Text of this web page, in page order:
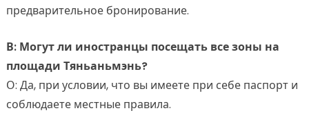
предварительное бронирование.
В: Могут ли иностранцы посещать все зоны на
площади Тяньаньмэнь?
О: Да, при условии, что вы имеете при себе паспорт и
соблюдаете местные правила.